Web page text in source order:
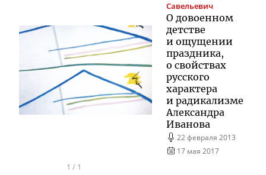
Савельевич
О довоенном
детстве
и ощущении
праздника,
о свойствах
русского
характера
и радикализме
Александра
Иванова
22 февраля 2013
17 мая 2017
1 / 1